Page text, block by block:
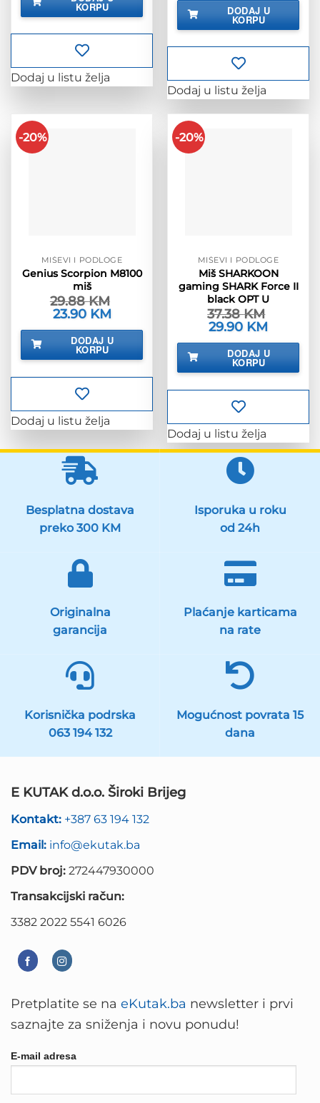
21.13 KM.
KORPU
Dodaj u listu želja
bila
44.88 KM.
je:
35.90 KM.
DODAJ U
KORPU
Dodaj u listu želja
-20%
MIŠEVI I PODLOGE
Genius Scorpion M8100
miš
29.88KM
Izvorna
cijena
bila
29.88 KM.
23.90 KM
je:
23.90 KM.
DODAJ U
KORPU
Dodaj u listu želja
-20%
MIŠEVI I PODLOGE
Miš SHARKOON
gaming SHARK Force II
black OPT U
37.38KM
Izvorna
cijena
bila
37.38 KM.
29.90 KM
je:
29.90 KM.
DODAJ U
KORPU
Dodaj u listu želja
Besplatna dostava
preko 300 KM
Isporuka u roku
od 24h
Originalna
garancija
Plaćanje karticama
na rate
Korisnička podrska
063 194 132
Mogućnost povrata 15
dana
E KUTAK d.o.o. Široki Brijeg
Kontakt: +387 63 194 132
Email: info@ekutak.ba
PDV broj: 272447930000
Transakcijski račun:
3382 2022 5541 6026
Pretplatite se na eKutak.ba newsletter i prvi
saznajte za sniženja i novu ponudu!
E-mail adresa